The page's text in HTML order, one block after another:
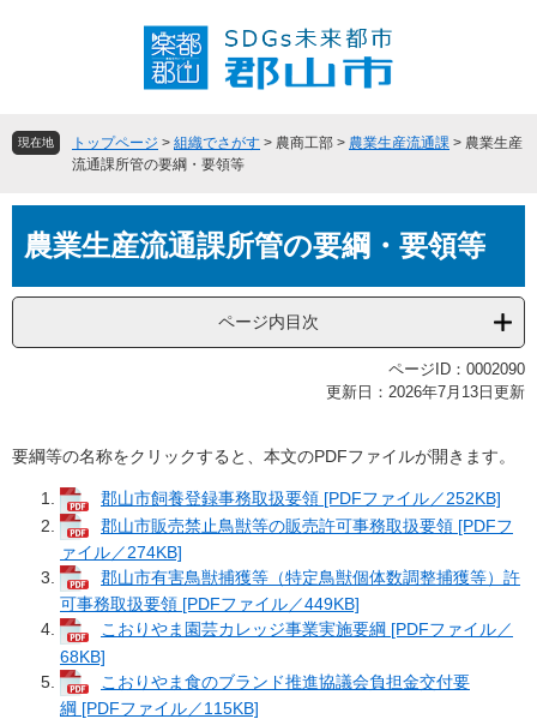
頭
飛
へ
現在地 トップページ > 組織でさがす > 農商工部 > 農業生産流通課 > 農業生産
流通課所管の要綱・要領等
文農業生産流通課所管の要綱・要領等
ページ内目次
ページID：0002090
更新日：2026年7月13日更新
要綱等の名称をクリックすると、本文のPDFファイルが開きます。
郡山市飼養登録事務取扱要領 [PDFファイル／252KB]
郡山市販売禁止鳥獣等の販売許可事務取扱要領 [PDFフ
ァイル／274KB]
郡山市有害鳥獣捕獲等（特定鳥獣個体数調整捕獲等）許
可事務取扱要領 [PDFファイル／449KB]
こおりやま園芸カレッジ事業実施要綱 [PDFファイル／
68KB]
こおりやま食のブランド推進協議会負担金交付要
綱 [PDFファイル／115KB]